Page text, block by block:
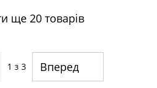
ще 20 товарів
1 з 3 Вперед